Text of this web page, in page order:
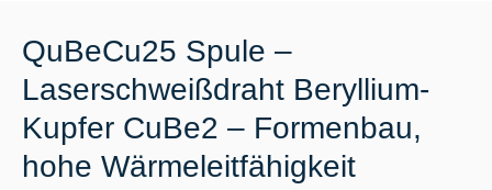
QuBeCu25 Spule –
Laserschweißdraht Beryllium-
Kupfer CuBe2 – Formenbau,
hohe Wärmeleitfähigkeit